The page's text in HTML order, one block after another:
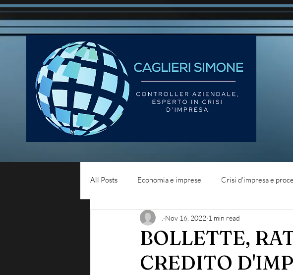
All Posts Economia e imprese Crisi d'impresa e
Diritto del lavoro Blog - liquidità aziendale
BOLLETTE,
CREDITO
Nov 16, 2022 1 min read